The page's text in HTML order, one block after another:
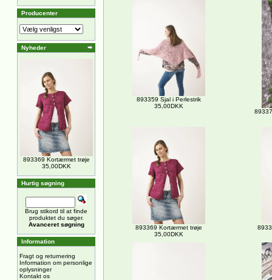
Producenter
Nyheder
893369 Kortærmet trøje
35,00DKK
Hurtig søgning
Brug stikord til at finde
produktet du søger.
Avanceret søgning
Information
Fragt og returnering
Information om personlige
oplysninger
Kontakt os
893359 Sjal i Perlestrik
35,00DKK
893369 Kortærmet trøje
35,00DKK